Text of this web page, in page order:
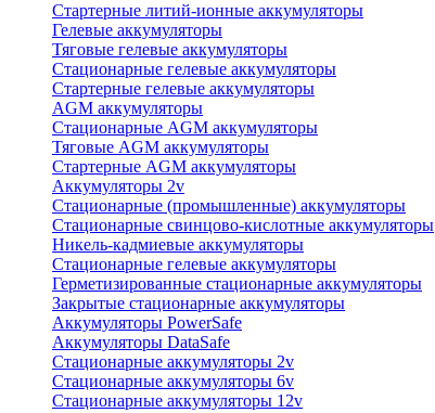
Стартерные литий-ионные аккумуляторы
Гелевые аккумуляторы
Тяговые гелевые аккумуляторы
Стационарные гелевые аккумуляторы
Стартерные гелевые аккумуляторы
AGM аккумуляторы
Стационарные AGM аккумуляторы
Тяговые AGM аккумуляторы
Стартерные AGM аккумуляторы
Аккумуляторы 2v
Стационарные (промышленные) аккумуляторы
Стационарные свинцово-кислотные аккумуляторы
Никель-кадмиевые аккумуляторы
Стационарные гелевые аккумуляторы
Герметизированные стационарные аккумуляторы
Закрытые стационарные аккумуляторы
Аккумуляторы PowerSafe
Аккумуляторы DataSafe
Стационарные аккумуляторы 2v
Стационарные аккумуляторы 6v
Стационарные аккумуляторы 12v